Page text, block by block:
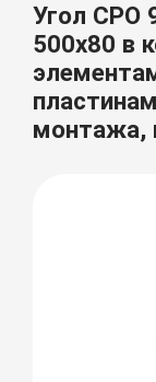
Угол CPO
500x80 в
монтажа,